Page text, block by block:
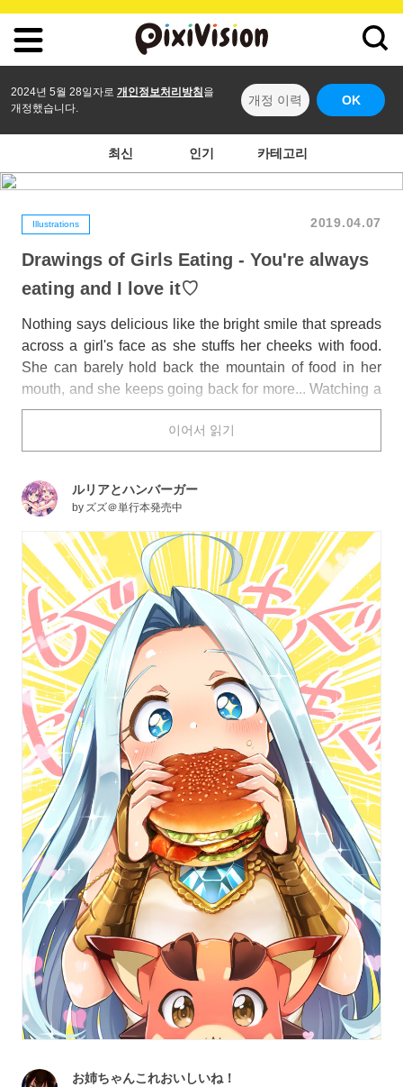
2024년 5월 28일자로 개인정보처리방침 을
개정했습니다.
개정 이력 OK
최신 인기 카테고리
Illustrations 2019.04.07
Drawings of Girls Eating - You're always
eating and I love it♡
Nothing says delicious like the bright smile that spreads
across a girl's face as she stuffs her cheeks with food.
She can barely hold back the mountain of food in her
mouth, and she keeps going back for more... Watching a
beautiful girl savor a mouthwatering pile of food is
charming enough to warm the heart. You would be crazy
not to want to join her in this feast!
이어서 읽기
ルリアとハンバーガー
by ズズ＠単行本発売中
お姉ちゃんこれおいしいね！